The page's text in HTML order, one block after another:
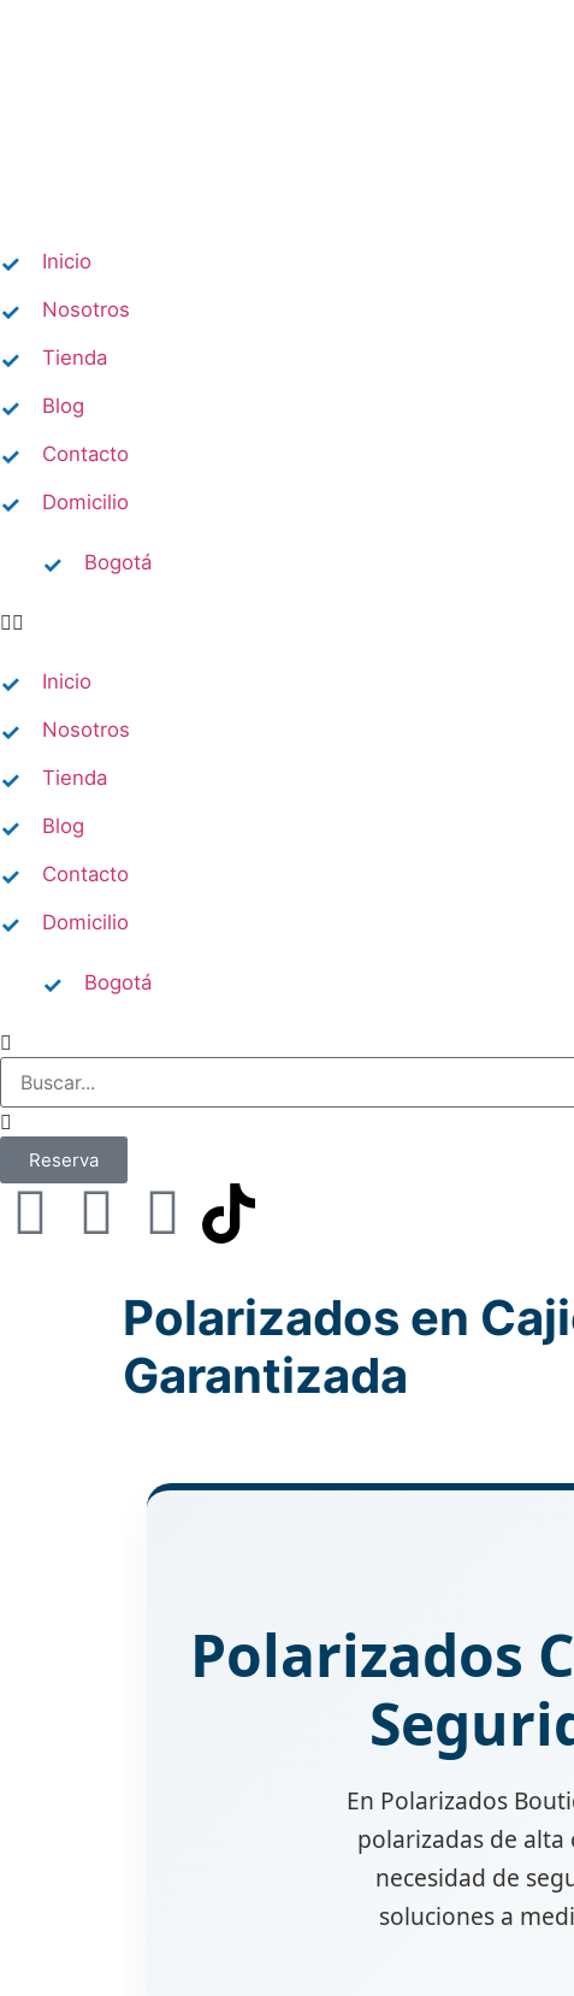
Inicio
Nosotros
Tienda
Blog
Contacto
Domicilio​
Bogotá
Inicio
Nosotros
Tienda
Blog
Contacto
Domicilio​
Bogotá
Reserva
Polarizados en
Garantizada
Polarizados
En Polarizados
polarizadas de alta
necesidad de
soluciones a